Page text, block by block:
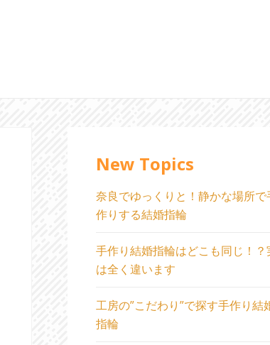
New Topics
奈良でゆっくりと！静かな場所で
作りする結婚指輪
手作り結婚指輪はどこも同じ！？
は全く違います
工房の”こだわり”で探す手作り結
指輪